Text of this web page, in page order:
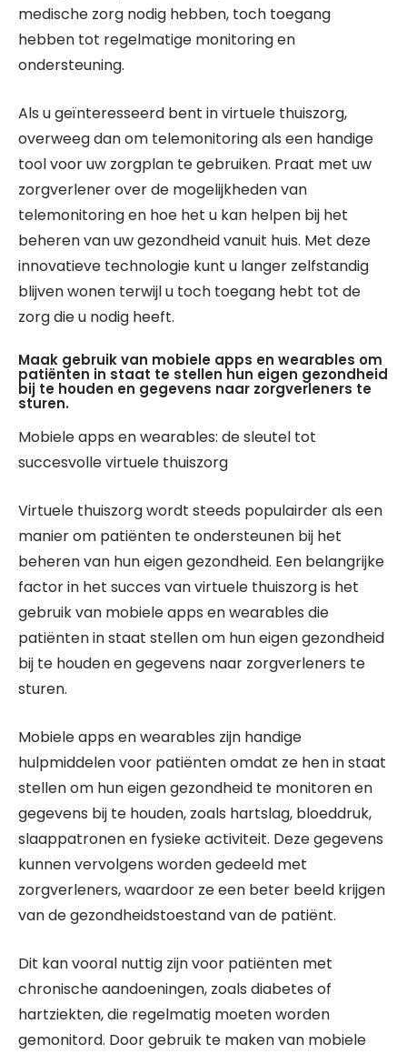
medische zorg nodig hebben, toch toegang
hebben tot regelmatige monitoring en
ondersteuning.
Als u geïnteresseerd bent in virtuele thuiszorg,
overweeg dan om telemonitoring als een handige
tool voor uw zorgplan te gebruiken. Praat met uw
zorgverlener over de mogelijkheden van
telemonitoring en hoe het u kan helpen bij het
beheren van uw gezondheid vanuit huis. Met deze
innovatieve technologie kunt u langer zelfstandig
blijven wonen terwijl u toch toegang hebt tot de
zorg die u nodig heeft.
Maak gebruik van mobiele apps en wearables om
patiënten in staat te stellen hun eigen gezondheid
bij te houden en gegevens naar zorgverleners te
sturen.
Mobiele apps en wearables: de sleutel tot
succesvolle virtuele thuiszorg
Virtuele thuiszorg wordt steeds populairder als een
manier om patiënten te ondersteunen bij het
beheren van hun eigen gezondheid. Een belangrijke
factor in het succes van virtuele thuiszorg is het
gebruik van mobiele apps en wearables die
patiënten in staat stellen om hun eigen gezondheid
bij te houden en gegevens naar zorgverleners te
sturen.
Mobiele apps en wearables zijn handige
hulpmiddelen voor patiënten omdat ze hen in staat
stellen om hun eigen gezondheid te monitoren en
gegevens bij te houden, zoals hartslag, bloeddruk,
slaappatronen en fysieke activiteit. Deze gegevens
kunnen vervolgens worden gedeeld met
zorgverleners, waardoor ze een beter beeld krijgen
van de gezondheidstoestand van de patiënt.
Dit kan vooral nuttig zijn voor patiënten met
chronische aandoeningen, zoals diabetes of
hartziekten, die regelmatig moeten worden
gemonitord. Door gebruik te maken van mobiele